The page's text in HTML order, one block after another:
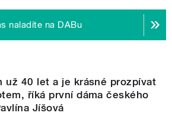
naladíte na DABu
už 40 let a je krásné prozpívat
říká první dáma českého
Jíšová